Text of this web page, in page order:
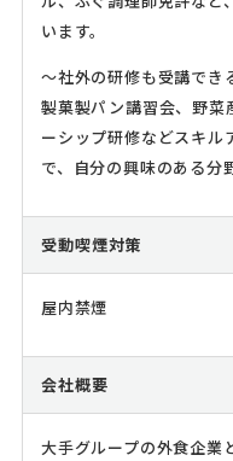
います。
～社外の研修も受講でき
製菓製パン講習会、野菜
ーシップ研修などスキル
で、自分の興味のある分
受動喫煙対策
屋内禁煙
会社概要
大手グループの外食企業